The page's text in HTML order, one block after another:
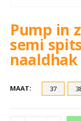
Pump in
semi
naaldhak
MAAT 37